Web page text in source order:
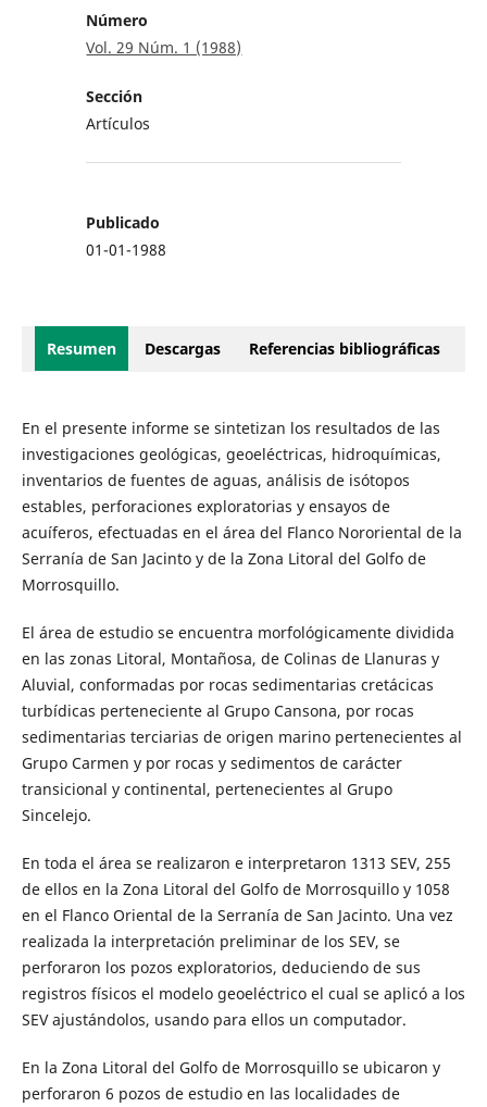
Número
Vol. 29 Núm. 1 (1988)
Sección
Artículos
Publicado
01-01-1988
Resumen Descargas Referencias bibliográficas
En el presente informe se sintetizan los resultados de las
investigaciones geológicas, geoeléctricas, hidroquímicas,
inventarios de fuentes de aguas, análisis de isótopos
estables, perforaciones exploratorias y ensayos de
acuíferos, efectuadas en el área del Flanco Nororiental de la
Serranía de San Jacinto y de la Zona Litoral del Golfo de
Morrosquillo.
El área de estudio se encuentra morfológicamente dividida
en las zonas Litoral, Montañosa, de Colinas de Llanuras y
Aluvial, conformadas por rocas sedimentarias cretácicas
turbídicas perteneciente al Grupo Cansona, por rocas
sedimentarias terciarias de origen marino pertenecientes al
Grupo Carmen y por rocas y sedimentos de carácter
transicional y continental, pertenecientes al Grupo
Sincelejo.
En toda el área se realizaron e interpretaron 1313 SEV, 255
de ellos en la Zona Litoral del Golfo de Morrosquillo y 1058
en el Flanco Oriental de la Serranía de San Jacinto. Una vez
realizada la interpretación preliminar de los SEV, se
perforaron los pozos exploratorios, deduciendo de sus
registros físicos el modelo geoeléctrico el cual se aplicó a los
SEV ajustándolos, usando para ellos un computador.
En la Zona Litoral del Golfo de Morrosquillo se ubicaron y
perforaron 6 pozos de estudio en las localidades de